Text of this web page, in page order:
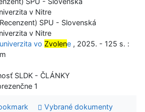
v Nitre
SPU - Slovenská
v Nitre
vo Zvolene , 2025. - 125 s. :
SLDK - ČLÁNKY
1
Vybrané dokumenty